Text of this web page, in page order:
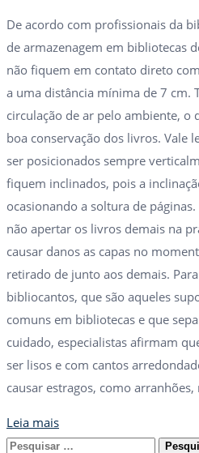
De acordo com profissionais da
de armazenagem em bibliotecas
não fiquem em contato direto
a uma distância mínima de 7 cm.
circulação de ar pelo ambiente, o
boa conservação dos livros. Vale
ser posicionados sempre
fiquem inclinados, pois a
ocasionando a soltura de
não apertar os livros demais na
causar danos as capas no
retirado de junto aos demais.
bibliocantos, que são aqueles
comuns em bibliotecas e que
cuidado, especialistas afirmam
ser lisos e com cantos
causar estragos, como arranhões,
Leia mais
Pesquisar